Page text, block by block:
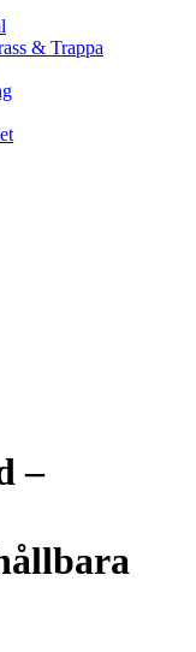
& Trappa
–